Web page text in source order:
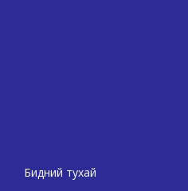
Бидний тухай